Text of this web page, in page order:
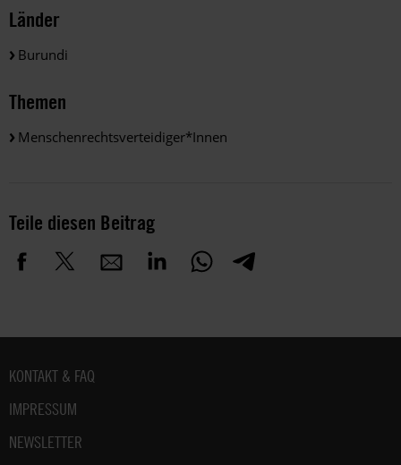
Länder
Burundi
Themen
Menschenrechtsverteidiger*innen
Teile diesen Beitrag
Fußbereich
KONTAKT & FAQ
IMPRESSUM
NEWSLETTER